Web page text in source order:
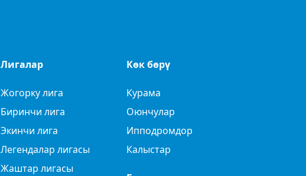
Лигалар
Жогорку лига
Биринчи лига
Экинчи лига
Легендалар лигасы
Жаштар лигасы
Көк бөрү
Курама
Оюнчулар
Ипподромдор
Калыстар